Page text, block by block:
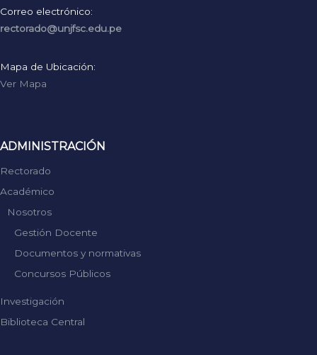
Correo electrónico:
rectorado@unjfsc.edu.pe
Mapa de Ubicación:
Ver Mapa
ADMINISTRACIÓN
Rectorado
Académico
Nosotros
Gestión Docente
Documentos y normativas
Concursos Públicos
Investigación
Biblioteca Central